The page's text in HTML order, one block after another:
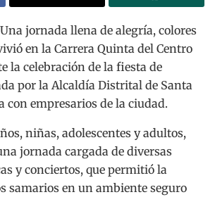
jornada llena de alegría, colores
en la Carrera Quinta del Centro
la celebración de la fiesta de
por la Alcaldía Distrital de Santa
con empresarios de la ciudad.
niñas, adolescentes y adultos,
jornada cargada de diversas
y conciertos, que permitió la
samarios en un ambiente seguro